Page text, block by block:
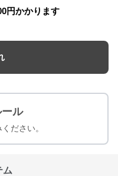
円かかります
ル
ださい。
ム